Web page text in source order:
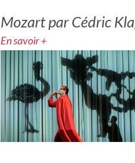
Mozart par Cédric
En savoir +